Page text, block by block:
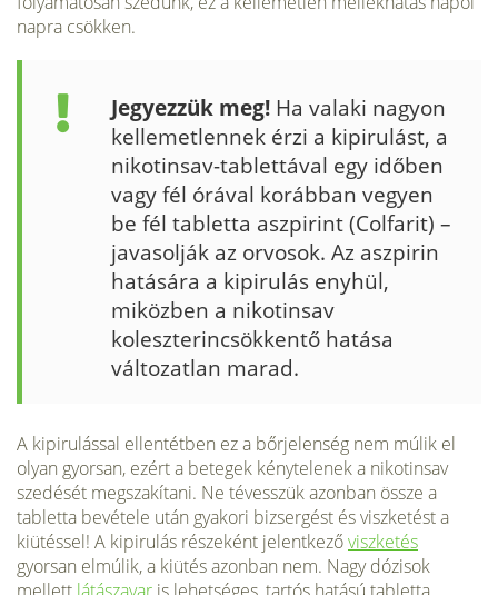
napra csökken.
Jegyezzük meg! Ha valaki nagyon
kellemetlennek érzi a kipirulást, a
nikotinsav-tablettával egy időben
vagy fél órával korábban vegyen
be fél tabletta aszpirint (Colfarit) –
javasolják az orvosok. Az aszpirin
hatására a kipirulás enyhül,
miközben a nikotinsav
koleszterincsökkentő hatása
változatlan marad.
A kipirulással ellentétben ez a bőrjelenség nem múlik el
olyan gyorsan, ezért a betegek kénytelenek a nikotinsav
szedését megszakítani. Ne tévesszük azonban össze a
tabletta bevétele után gyakori bizsergést és viszketést a
kiütéssel! A kipirulás részeként jelentkezőviszketés
gyorsan elmúlik, a kiütés azonban nem. Nagy dózisok